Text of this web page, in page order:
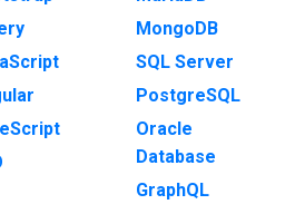
MongoDB
SQL Server
PostgreSQL
Oracle
Database
GraphQL